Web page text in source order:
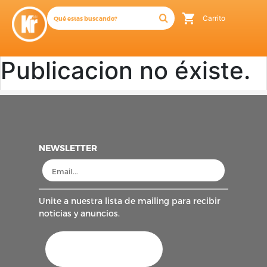
Carrito
Publicacion no éxiste.
NEWSLETTER
Unite a nuestra lista de mailing para recibir
noticias y anuncios.